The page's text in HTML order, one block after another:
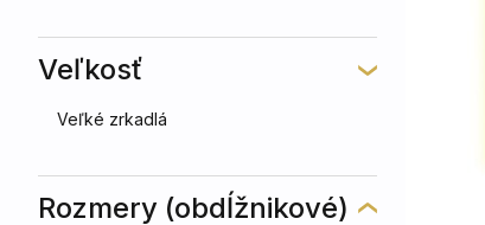
Veľkosť
Veľké zrkadlá
Rozmery (obdĺžnikové)